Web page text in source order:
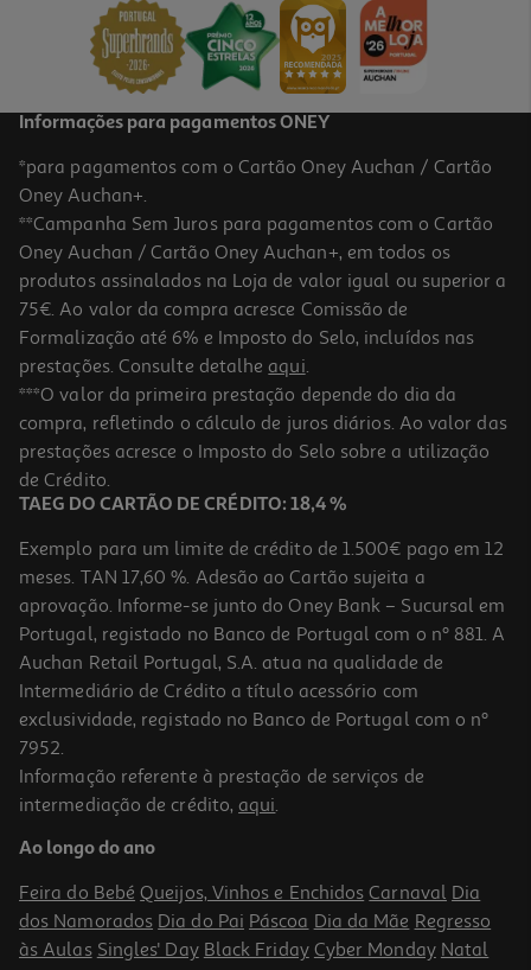
14,99 €
Brinquedo Cão Ebi Harper 22 X 12 Cm
5.35 €/un
5,35 €
Brinquedo Para Cão Scrunch Kong Raposa Pequeno / Médio
10.99 €/un
10,99 €
Informações para pagamentos ONEY
*para pagamentos com o Cartão Oney Auchan / Cartão
Oney Auchan+.
**Campanha Sem Juros para pagamentos com o Cartão
Oney Auchan / Cartão Oney Auchan+, em todos os
produtos assinalados na Loja de valor igual ou superior a
75€. Ao valor da compra acresce Comissão de
Formalização até 6% e Imposto do Selo, incluídos nas
prestações. Consulte detalhe aqui.
***O valor da primeira prestação depende do dia da
compra, refletindo o cálculo de juros diários. Ao valor das
prestações acresce o Imposto do Selo sobre a utilização
de Crédito.
TAEG DO CARTÃO DE CRÉDITO: 18,4 %
Exemplo para um limite de crédito de 1.500€ pago em 12
meses. TAN 17,60 %. Adesão ao Cartão sujeita a
aprovação. Informe-se junto do Oney Bank – Sucursal em
Portugal, registado no Banco de Portugal com o nº 881. A
Auchan Retail Portugal, S.A. atua na qualidade de
Intermediário de Crédito a título acessório com
exclusividade, registado no Banco de Portugal com o nº
7952.
Informação referente à prestação de serviços de
intermediação de crédito, aqui.
Ao longo do ano
Feira do Bebé Queijos, Vinhos e Enchidos Carnaval Dia
dos Namorados Dia do Pai Páscoa Dia da Mãe Regresso
às Aulas Singles' Day Black Friday Cyber Monday Natal